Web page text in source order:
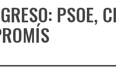
PSOE,